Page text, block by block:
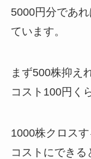
5000円分であ
ています。
まず500株抑え
コスト100円く
1000株クロス
コストにできる